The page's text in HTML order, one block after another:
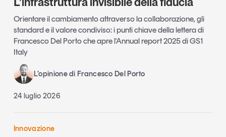
Orientare il cambiamento attraverso la collaborazione, gli
standard e il valore condiviso: i punti chiave della lettera di
Francesco Del Porto che apre l'Annual report 2025 di GS1
Italy
L’opinione di Francesco Del Porto
24 luglio 2026
Innovazione